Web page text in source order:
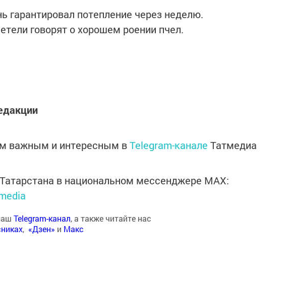
гарантировал потепление через неделю.
говорят о хорошем роении пчел.
важным и интересным вTelegram-канале Татмедиа
в национальном мессенджере MАХ:
Telegram-канал, а также читайте нас
, «Дзен» и Макс